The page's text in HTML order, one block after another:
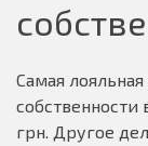
Самая
грн. Другое